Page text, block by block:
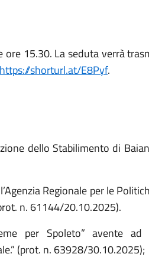
15.30. La seduta verrà
https://shorturl.at/E8Pyf.
dello Stabilimento di
Regionale per le
n. 61144/20.10.2025).
per Spoleto” avente ad
(prot. n. 63928/30.10.2025);